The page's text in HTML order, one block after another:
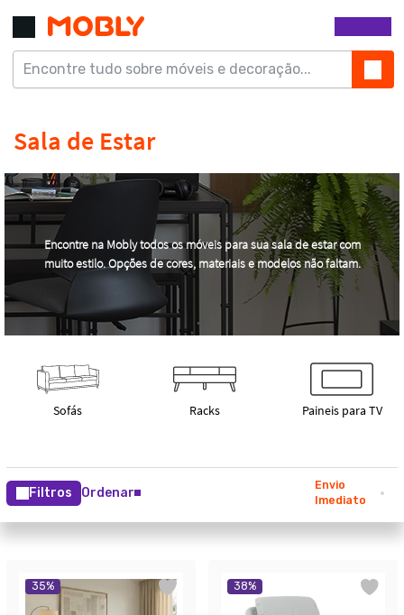
Filtros Ordenar
Envio
Imediato
35% 38%